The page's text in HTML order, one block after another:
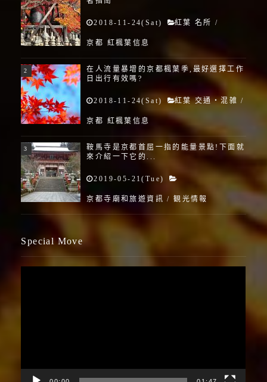
2018-11-24(Sat) 紅葉 名所 /
京都 紅楓葉信息
在人流量暴增的京都楓葉季,最好選擇工作
日出行有效嗎?
2018-11-24(Sat) 紅葉 交通・混雑 /
京都 紅楓葉信息
鞍馬寺是京都首屈一指的能量景點!下面就
來介紹一下它的...
2019-05-21(Tue)
京都寺廟和旅遊資訊 /観光情報
Special Move